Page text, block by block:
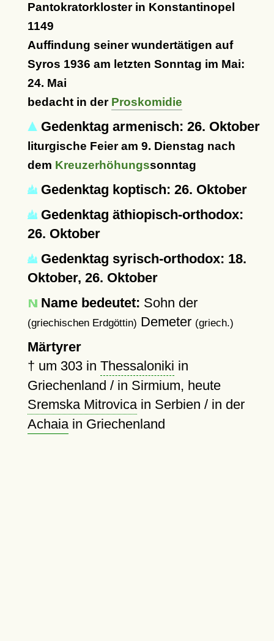
Pantokratorkloster in Konstantinopel
1149
Auffindung seiner wundertätigen auf
Syros 1936 am letzten Sonntag im Mai:
24. Mai
bedacht in der Proskomidie
Gedenktag armenisch: 26. Oktober
liturgische Feier am 9. Dienstag nach
dem Kreuzerhöhungssonntag
Gedenktag koptisch: 26. Oktober
Gedenktag äthiopisch-orthodox:
26. Oktober
Gedenktag syrisch-orthodox: 18.
Oktober, 26. Oktober
Name bedeutet: Sohn der
(griechischen Erdgöttin) Demeter (griech.)
Märtyrer
† um 303in Thessaloniki in
Griechenland / in Sirmium, heute
Sremska Mitrovicain Serbien / in der
Achaiain Griechenland